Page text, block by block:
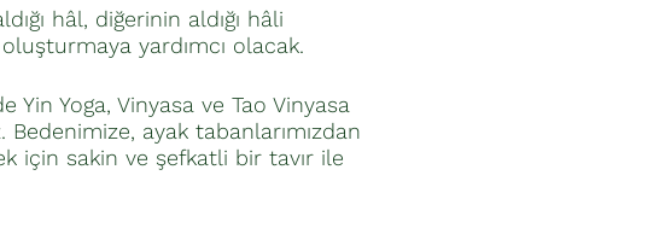
hâl, diğerinin aldığı hâli
yardımcı olacak.
Yoga, Vinyasa ve Tao Vinyasa
ayak tabanlarımızdan
için sakin ve şefkatli bir tavır ile